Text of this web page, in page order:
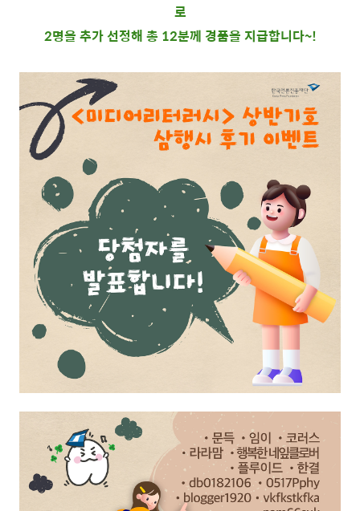
로
2명을 추가 선정해 총 12분께 경품을 지급합니다~!